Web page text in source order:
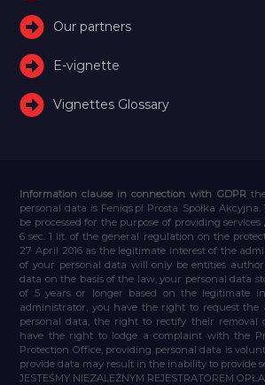
Our partners
E-vignette
Vignettes Glossary
Information clause in connection with GDPR
personal data is Feniqs.pl Prosta Spółka
be processed for the purpose of providing
6 sec. 1 lit. of the general regulation on the
27 April 2016 as the legitimate interest of the
of your personal data will only be entities
data on the basis of the law, your personal data
of 5 years or longer based on the legitimate
administrator, you have the right to request the
personal data, the right to rectify their removal
have the right to lodge a complaint with the
Protection Office, providing personal data is
provide data may result in the inability to provide
JESTEŚMY NIEZALEŻNYM REJESTRATOREM